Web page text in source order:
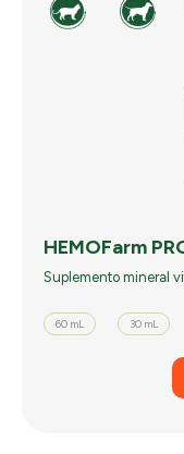
HEMOFarm
Suplemento mineral
60 mL 30 mL